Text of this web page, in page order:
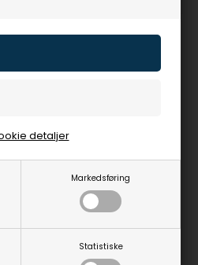
Markedsføring
Statistiske
detaljer
Støvring Design
239,00 DKR
Vejl. udsalgspris